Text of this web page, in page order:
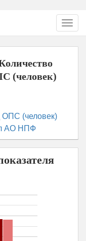
(человек)
ОПС (человек)
АО НПФ